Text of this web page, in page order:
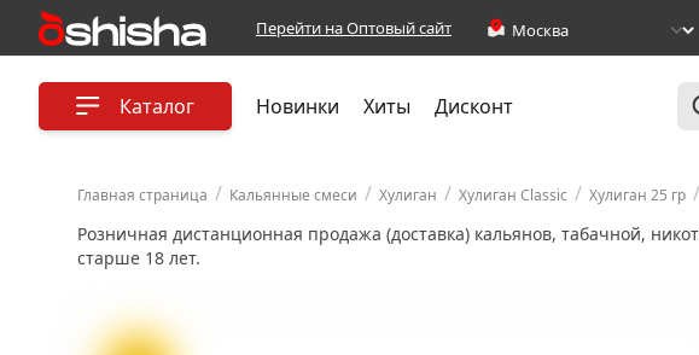
Перейти на Оптовый сайт
Каталог Новинки Хиты Дисконт
Главная страница / Кальянные смеси / Хулиган / Хулиган Classic / Хулиган 25 гр /
Розничная дистанционная продажа (доставка) кальянов, табачной,
старше 18 лет.